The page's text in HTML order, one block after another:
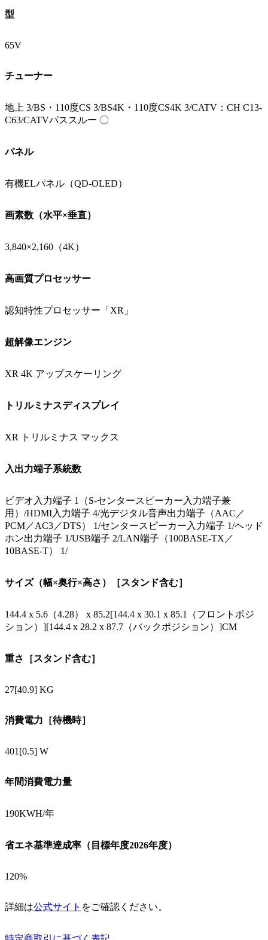
型
65V
チューナー
地上 3/BS・110度CS 3/BS4K・110度CS4K 3/CATV：CH C13-
C63/CATVパススルー 〇
パネル
有機ELパネル（QD-OLED）
画素数（水平×垂直）
3,840×2,160（4K）
高画質プロセッサー
認知特性プロセッサー「XR」
超解像エンジン
XR 4K アップスケーリング
トリルミナスディスプレイ
XR トリルミナス マックス
入出力端子系統数
ビデオ入力端子 1（S-センタースピーカー入力端子兼
用）/HDMI入力端子 4/光デジタル音声出力端子（AAC／
PCM／AC3／DTS） 1/センタースピーカー入力端子 1/ヘッド
ホン出力端子 1/USB端子 2/LAN端子（100BASE-TX／
10BASE-T） 1/
サイズ（幅×奥行×高さ）［スタンド含む］
144.4 x 5.6（4.28） x 85.2[144.4 x 30.1 x 85.1（フロントポジ
ション）][144.4 x 28.2 x 87.7（バックポジション）]CM
重さ［スタンド含む］
27[40.9] KG
消費電力［待機時］
401[0.5] W
年間消費電力量
190KWH/年
省エネ基準達成率（目標年度2026年度）
120%
詳細は公式サイト をご確認ください。